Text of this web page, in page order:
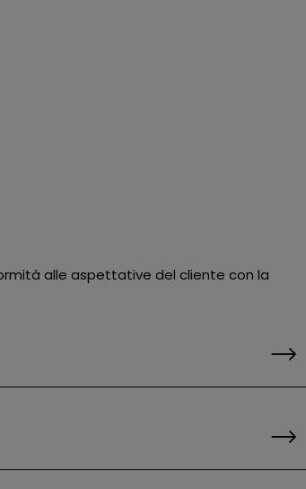
alle aspettative del cliente con la